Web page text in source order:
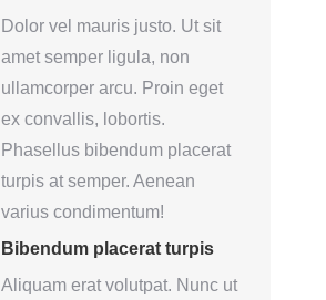
Dolor vel mauris justo. Ut sit
amet semper ligula, non
ullamcorper arcu. Proin eget
ex convallis, lobortis.
Phasellus bibendum placerat
turpis at semper. Aenean
varius condimentum!
Bibendum placerat turpis
Aliquam erat volutpat. Nunc ut